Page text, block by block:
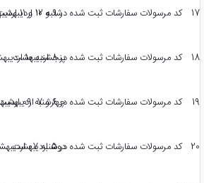
17 کد مرسولات سفارشات ثبت شده در 9 و 10 و 11 اردیبهشتشنبه 12 اردیبهشت
18 کد مرسولات سفارشات ثبت شده در 8 اردیبهشتپنجشنبه 10 اردیبهشت
19 کد مرسولات سفارشات ثبت شده در 6 و 7 اردیبهشتچهارشنبه 09 اردیبهشت
20 کد مرسولات سفارشات ثبت شده در 5 اردیبهشتدوشنبه 07 اردیبهشت